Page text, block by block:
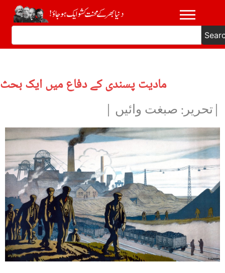
مادیت پسندی کے دفاع میں ایک بحث
|تحریر: صبغت وائیں |